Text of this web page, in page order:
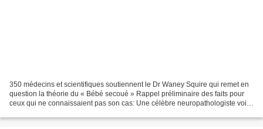
350 médecins et scientifiques soutiennent le Dr Waney Squire qui remet en
question la théorie du « Bébé secoué » Rappel préliminaire des faits pour
ceux qui ne connaissaient pas son cas: Une célèbre neuropathologiste voit